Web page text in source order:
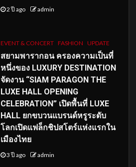
2 ปี ago admin
EVENT & CONCERT FASHION UPDATE
สยามพารากอน ครองความเป็นที่
หนึ่งของ LUXURY DESTINATION
จัดงาน “SIAM PARAGON THE
LUXE HALL OPENING
CELEBRATION” เปิดพื้นที่ LUXE
HALL ยกขบวนแบรนด์หรูระดับ
โลกเปิดแฟล็กชิปสโตร์แห่งแรกใน
เมืองไทย
3 ปี ago admin